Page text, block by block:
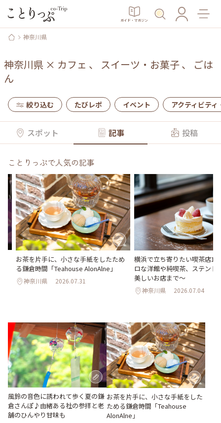
ガイド・マガジン
神奈川県
神奈川県 × カフェ 、 スイーツ・お菓子、
ごは
ん
絞り込む たびレポ イベント アクティビティ
スポット 記事 投稿
ことりっぷで人気の記事
お茶を片手に、小さな手紙をしたため
る鎌倉時間「Teahouse AlonAlne」
神奈川県 2026.07.31
横浜で立ち寄りたい喫茶店10
ロな洋館や純喫茶、ステンド
美しいお店まで～
神奈川県 2026.07.04
風鈴の音色に誘われて歩く夏の鎌
倉さんぽ♪由緒ある社の参拝と老
舗のひんやり甘味も
お茶を片手に、小さな手紙をした
ためる鎌倉時間「Teahouse
AlonAlne」